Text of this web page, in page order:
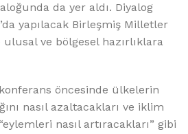
da yer aldı. Diyalog
yapılacak Birleşmiş Milletler
ve bölgesel hazırlıklara
öncesinde ülkelerin
nasıl azaltacakları ve iklim
nasıl artıracakları” gibi